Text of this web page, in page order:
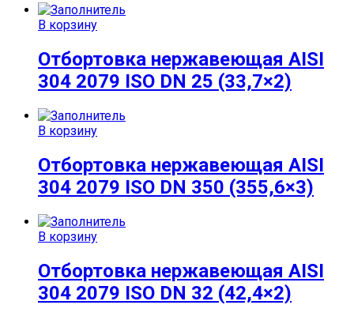
В корзину
Отбортовка нержавеющая AISI
304 2079 ISO DN 25 (33,7×2)
В корзину
Отбортовка нержавеющая AISI
304 2079 ISO DN 350 (355,6×3)
В корзину
Отбортовка нержавеющая AISI
304 2079 ISO DN 32 (42,4×2)